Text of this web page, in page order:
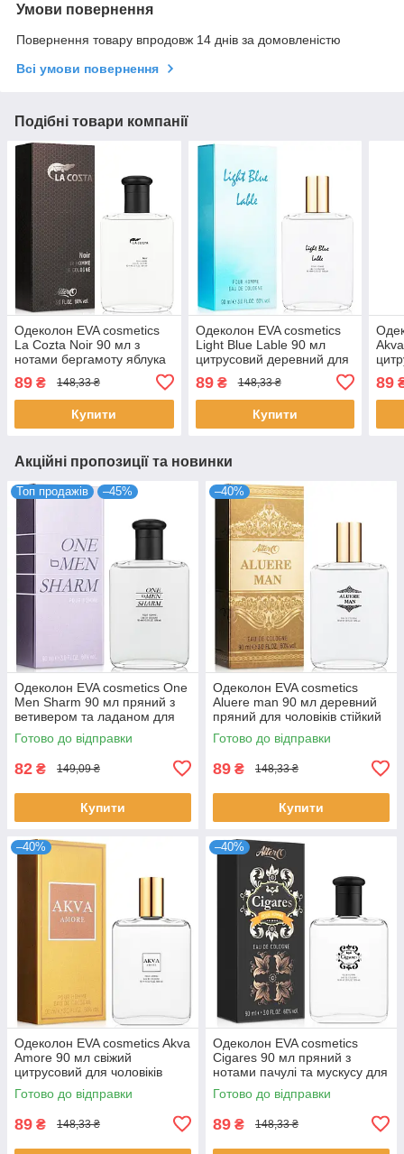
Умови повернення
Повернення товару впродовж 14 днів за домовленістю
Всі умови повернення
Подібні товари компанії
Одеколон EVA cosmetics
La Cozta Noir 90 мл з
нотами бергамоту яблука
для впевнених чоловіків
парфуми ЄВА косметікс
89 ₴ 148,33 ₴
Купити
Одеколон EVA cosmetics
Light Blue Lable 90 мл
цитрусовий деревний для
чоловіків стійкий парфум
ЄВА косметікс
89₴ 148,33 ₴
Купити
89
Акційні пропозиції та новинки
Топ продажів –45%
Одеколон EVA cosmetics One
Men Sharm 90 мл пряний з
ветивером та ладаном для
чоловіків стійкий парфум ЄВА
Готово до відправки
82 ₴ 149,09 ₴
Купити
–40%
Одеколон EVA cosmetics
Aluere man 90 мл деревний
пряний для чоловіків стійкий
парфум з нотами кедра ЄВА
Готово до відправки
89 ₴ 148,33 ₴
Купити
–40%
Одеколон EVA cosmetics Akva
Amore 90 мл свіжий
цитрусовий для чоловіків
деревний аромат ЕВА
косметікс 3250101107
Готово до відправки
89 ₴ 148,33 ₴
–40%
Одеколон EVA cosmetics
Cigares 90 мл пряний з
нотами пачулі та мускусу для
чоловіків парфум Єва
Косметікс
Готово до відправки
89 ₴ 148,33 ₴